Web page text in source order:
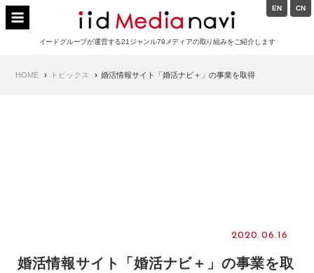
Skip
イードメディアナビ
イードグループが運営する21ジャンル79メディアの取り組みをご紹介します
Navigation
EN CN
HOME トピックス 婚活情報サイト「婚活ナビ＋」の事業を取得
婚活情報サイト「婚活ナビ＋」の事業を取
2020.06.16